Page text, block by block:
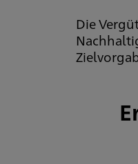
Die